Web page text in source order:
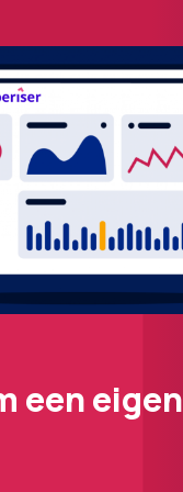
een eigen